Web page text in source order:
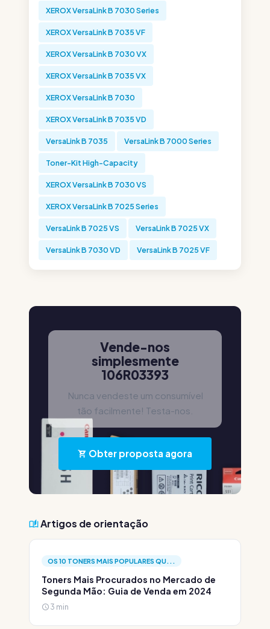
XEROX VersaLink B 7030 Series
XEROX VersaLink B 7035 VF
XEROX VersaLink B 7030 VX
XEROX VersaLink B 7035 VX
XEROX VersaLink B 7030
XEROX VersaLink B 7035 VD
VersaLink B 7035 VersaLink B 7000 Series
Toner-Kit High-Capacity
XEROX VersaLink B 7030 VS
XEROX VersaLink B 7025 Series
VersaLink B 7025 VS VersaLink B 7025 VX
VersaLink B 7030 VD VersaLink B 7025 VF
Vende-nos
simplesmente
106R03393
Nunca vendeste um consumível
tão facilmente! Testa-nos.
Obter proposta agora
Artigos de orientação
OS 10 TONERS MAIS POPULARES QU...
Toners Mais Procurados no Mercado de
Segunda Mão: Guia de Venda em 2024
3 min